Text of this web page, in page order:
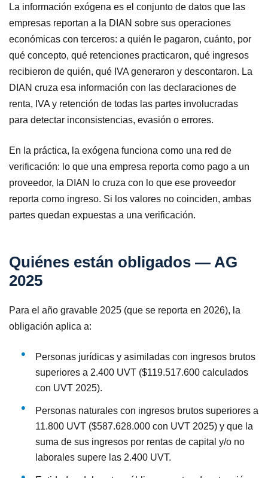
La información exógena es el conjunto de datos que las
empresas reportan a la DIAN sobre sus operaciones
económicas con terceros: a quién le pagaron, cuánto, por
qué concepto, qué retenciones practicaron, qué ingresos
recibieron de quién, qué IVA generaron y descontaron. La
DIAN cruza esa información con las declaraciones de
renta, IVA y retención de todas las partes involucradas
para detectar inconsistencias, evasión o errores.
En la práctica, la exógena funciona como una red de
verificación: lo que una empresa reporta como pago a un
proveedor, la DIAN lo cruza con lo que ese proveedor
reporta como ingreso. Si los valores no coinciden, ambas
partes quedan expuestas a una verificación.
Quiénes están obligados — AG
2025
Para el año gravable 2025 (que se reporta en 2026), la
obligación aplica a:
Personas jurídicas y asimiladas con ingresos brutos
superiores a 2.400 UVT ($119.517.600 calculados
con UVT 2025).
Personas naturales con ingresos brutos superiores a
11.800 UVT ($587.628.000 con UVT 2025) y que la
suma de sus ingresos por rentas de capital y/o no
laborales supere las 2.400 UVT.